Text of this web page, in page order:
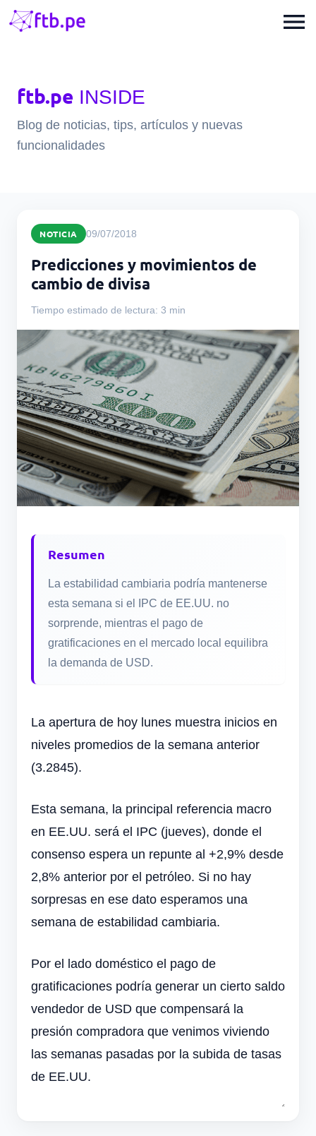
menu
ftb.pe INSIDE
Blog de noticias, tips, artículos y nuevas
funcionalidades
NOTICIA 09/07/2018
Predicciones y movimientos de
cambio de divisa
Tiempo estimado de lectura: 3 min
Resumen
La estabilidad cambiaria podría mantenerse
esta semana si el IPC de EE.UU. no
sorprende, mientras el pago de
gratificaciones en el mercado local equilibra
la demanda de USD.
La apertura de hoy lunes muestra inicios en
niveles promedios de la semana anterior
(3.2845).
Esta semana, la principal referencia macro
en EE.UU. será el IPC (jueves), donde el
consenso espera un repunte al +2,9% desde
2,8% anterior por el petróleo. Si no hay
sorpresas en ese dato esperamos una
semana de estabilidad cambiaria.
Por el lado doméstico el pago de
gratificaciones podría generar un cierto saldo
vendedor de USD que compensará la
presión compradora que venimos viviendo
las semanas pasadas por la subida de tasas
de EE.UU.